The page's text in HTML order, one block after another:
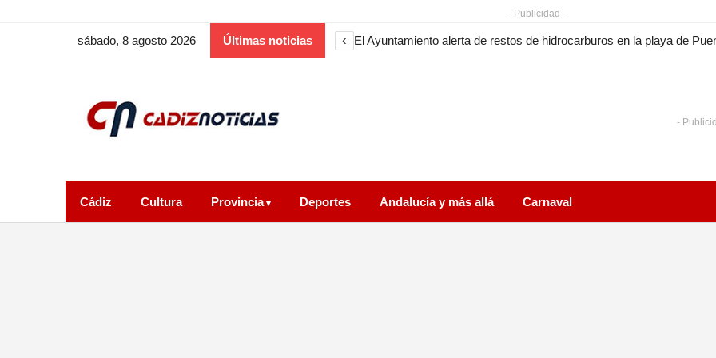
- Publicidad -
sábado, 8 agosto 2026 Últimas noticias ‹
-
Cádiz Cultura Provincia Deportes Andalucía y más allá Carnaval